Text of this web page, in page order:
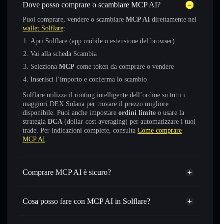
Dove posso comprare o scambiare MCP AI?
Puoi comprare, vendere o scambiare MCP AI direttamente nel
wallet Solflare:
Apri Solflare (app mobile o estensione del browser)
Vai alla scheda Scambia
Seleziona MCP come token da comprare o vendere
Inserisci l’importo e conferma lo scambio
Solflare utilizza il routing intelligente dell’ordine su tutti i
maggiori DEX Solana per trovare il prezzo migliore
disponibile. Puoi anche impostare ordini limite o usare la
strategia DCA (dollar-cost averaging) per automatizzare i tuoi
trade. Per indicazioni complete, consulta Come comprare
MCP AI.
Comprare MCP AI è sicuro?
MCP AI non è verificato
Cosa posso fare con MCP AI in Solflare?
MCP AI
wallet Solflare